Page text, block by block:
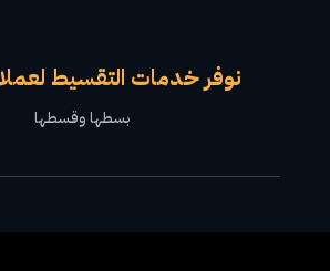
نوفر خدمات التقسيط
بسطها وقسطها